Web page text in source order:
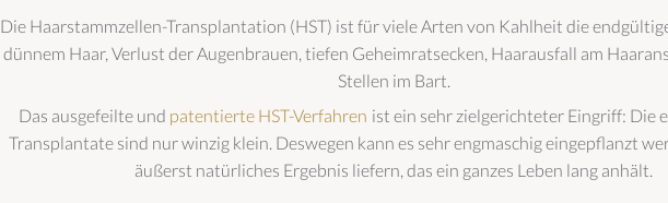
Die Haarstammzellen-Transplantation (HST) ist für viele Arten von Kahlheit die
dünnem Haar, Verlust der Augenbrauen, tiefen Geheimratsecken, Haarausfall am
Stellen im Bart.
Das ausgefeilte und patentierte HST-Verfahren ist ein sehr zielgerichteter Eingriff: Die
Transplantate sind nur winzig klein. Deswegen kann es sehr engmaschig eingepflanzt
äußerst natürliches Ergebnis liefern, das ein ganzes Leben lang anhält.